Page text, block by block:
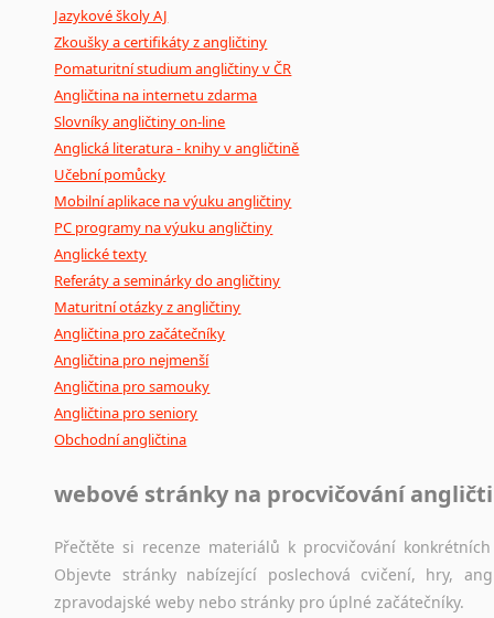
poradny a pravidla
Jazykové školy AJ
Zkoušky a certifikáty z angličtiny
Pomaturitní studium angličtiny v ČR
Angličtina na internetu zdarma
Slovníky angličtiny on-line
Anglická literatura - knihy v angličtině
Učební pomůcky
Mobilní aplikace na výuku angličtiny
PC programy na výuku angličtiny
Anglické texty
Referáty a seminárky do angličtiny
Maturitní otázky z angličtiny
Angličtina pro začátečníky
Angličtina pro nejmenší
Angličtina pro samouky
Angličtina pro seniory
Obchodní angličtina
webové stránky na procvičování
Přečtěte si recenze materiálů k procvičování
Objevte stránky nabízející poslechová cvičení, hry,
zpravodajské weby nebo stránky pro úplné začátečníky.